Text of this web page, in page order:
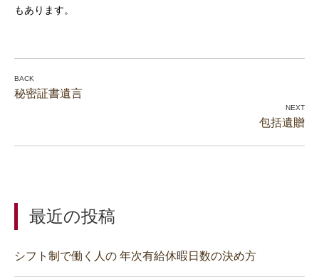
もあります。
秘密証書遺言
包括遺贈
最近の投稿
シフト制で働く人の 年次有給休暇日数の決め方